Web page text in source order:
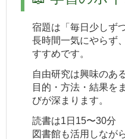
宿題は「毎日少しずつ
長時間一気にやらず
すすめです。
自由研究は興味のあ
目的・方法・結果を
びが深まります。
読書は1日15〜30分
図書館も活用しなが